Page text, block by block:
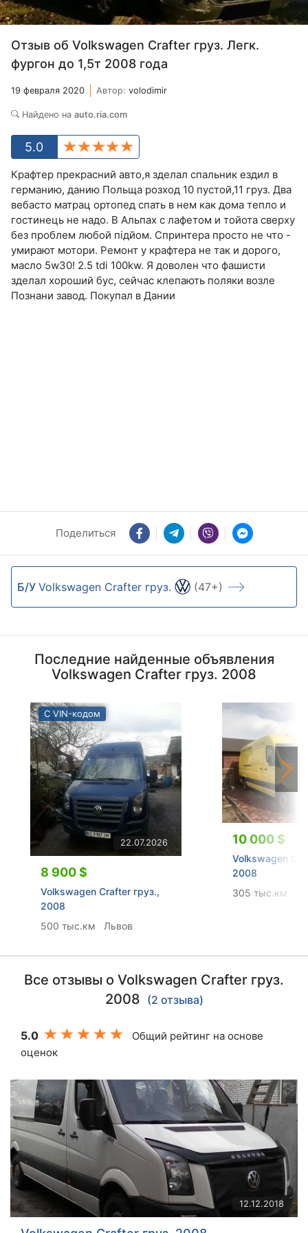
Отзыв об Volkswagen Crafter груз. Легк.
фургон до 1,5т 2008 года
19 февраля 2020 Автор: volodimir
Найдено на auto.ria.com
5.0
Крафтер прекрасний авто,я зделал спальник ездил в
германию, данию Польща розход 10 пустой,11 груз. Два
вебасто матрац ортопед спать в нем как дома тепло и
гостинець не надо. В Альпах с лафетом и тойота сверху
без проблем любой підйом. Спринтера просто не что -
умирают мотори. Ремонт у крафтера не так и дорого,
масло 5w30! 2.5 tdi 100kw. Я доволен что фашисти
зделал хороший бус, сейчас клепають поляки возле
Познани завод. Покупал в Дании
Поделиться
Б/У Volkswagen Crafter груз. (47+)
Последние найденные объявления
Volkswagen Crafter груз. 2008
С VIN-кодом
22.07.2026
8 900 $
Volkswagen Crafter груз.,
2008
500 тыс.км
Львов
10 000 $
Volkswagen
2008
305 тыс.км
Все отзывы о Volkswagen Crafter груз.
2008 (2 отзыва)
5.0
Общий рейтинг на основе
оценок
12.12.2018